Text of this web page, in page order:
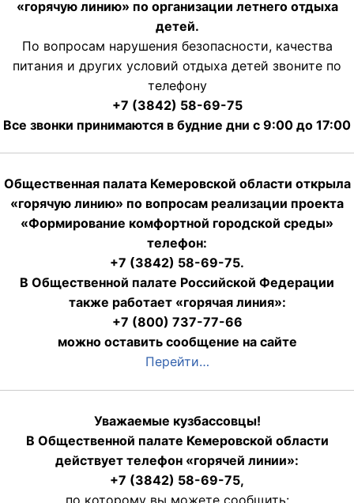
«горячую линию» по организации летнего отдыха
детей.
По вопросам нарушения безопасности, качества
питания и других условий отдыха детей звоните по
телефону
+7 (3842) 58-69-75
Все звонки принимаются в будние дни с 9:00 до 17:00
Общественная палата Кемеровской области открыла
«горячую линию» по вопросам реализации проекта
«Формирование комфортной городской среды»
телефон:
+7 (3842) 58-69-75.
В Общественной палате Российской Федерации
также работает «горячая линия»:
+7 (800) 737-77-66
можно оставить сообщение на сайте
Перейти…
Уважаемые кузбассовцы!
В Общественной палате Кемеровской области
действует телефон «горячей линии»:
+7 (3842) 58-69-75,
по которому вы можете сообщить: